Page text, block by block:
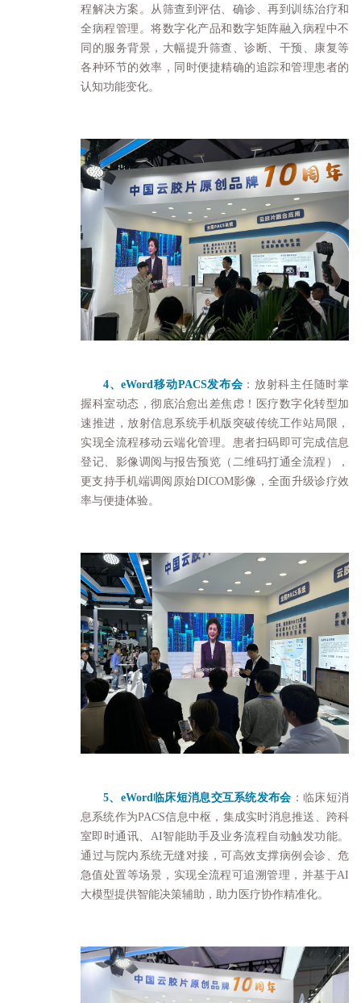
程解决方案。从筛查到评估、确诊、再到训练治疗和
全病程管理。将数字化产品和 数字矩阵融入病程中不
同的服务背景，大幅提升筛查、诊断、干预、康复等
各种环节的效率，同时便捷精确的追踪和管理患者的
认知功能变化。
4、eWord移动PACS发布会 ：放射科主任随时掌
握科室动态，彻底治愈出差焦虑！医疗数字化转型加
速推进，放射信息系统手机版突破传统工作站局限，
实现全流程移动云端化管理。患者扫码即可完成信息
登记、影像调阅与报告预览（二维码打通全流程），
更支持手机端调阅原始DICOM影像，全面升级诊疗效
率与便捷体验。
5、eWord临床短消息交互系统发布会 ：临床短消
息系统作为PACS信息中枢，集成实时消息推送、跨科
室即时通讯、AI智能助手及业务流程自动触发功能。
通过与院内系统无缝对接，可高效支撑病例会诊、危
急值处置等场景，实现全流程可追溯管理，并基于AI
大模型提供智能决策辅助，助力医疗协作精准化。